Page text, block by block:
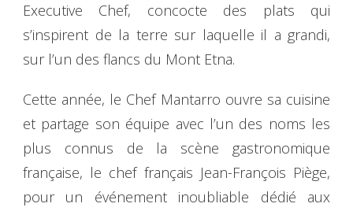
Executive Chef, concocte des plats qui
s’inspirent de la terre sur laquelle il a grandi,
sur l’un des flancs du Mont Etna.
Cette année, le Chef Mantarro ouvre sa cuisine
et partage son équipe avec l’un des noms les
plus connus de la scène gastronomique
française, le chef français Jean-François Piège,
pour un événement inoubliable dédié aux